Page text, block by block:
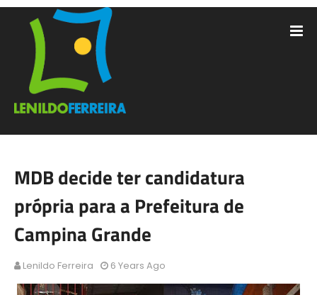
MDB decide ter candidatura
própria para a Prefeitura de
Campina Grande
Lenildo Ferreira 6 Years Ago